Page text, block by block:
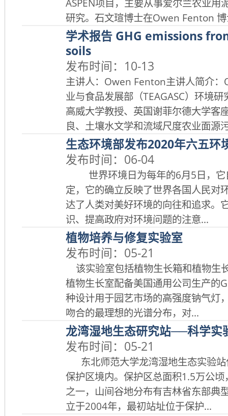
ASPEN项目，主要从事爱尔兰农业用
研究。石文瑄博士在Owen Fenton
学术报告 GHG emissions
soils
发布时间：10-13
主讲人：Owen Fenton主讲人简介
业与食品发展部（TEAGASC）环境
高威大学教授、英国谢菲尔德大学客
良、土壤水文学和流域尺度农业面源
生态环境部发布2020年六五环
发布时间：06-04
世界环境日为每年的6月5日，它
定，它的确立反映了世界各国人民对
达了人类对美好环境的向往和追求。
识、提高政府对环境问题的注意...
植物培养与修复实验室
发布时间：05-21
该实验室包括植物生长箱和植物生
植物生长室配备美国通用公司生产的
种设计用于园艺市场的高强度钠气灯
吻合的最理想的光谱分布，对...
龙湾湿地生态研究站──科学实
发布时间：05-21
东北师范大学龙湾湿地生态实验站
保护区境内。保护区总面积1.5万公
之一，山间谷地分布有吉林省东部典
立于2004年，最初站址位于保护...